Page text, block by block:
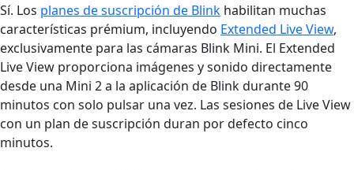
Sí. Los planes de suscripción de Blink habilitan muchas
características prémium, incluyendo Extended Live View,
exclusivamente para las cámaras Blink Mini. El Extended
Live View proporciona imágenes y sonido directamente
desde una Mini 2 a la aplicación de Blink durante 90
minutos con solo pulsar una vez. Las sesiones de Live View
con un plan de suscripción duran por defecto cinco
minutos.